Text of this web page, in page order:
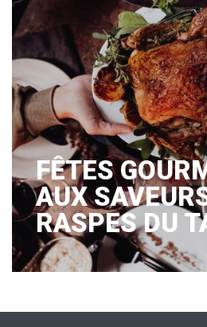
FÊTES
AUX
RASPES DU